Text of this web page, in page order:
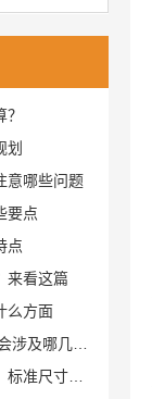
划
意哪些问题
要点
点
来看这篇
么方面
哪几个要求
是多少呢了